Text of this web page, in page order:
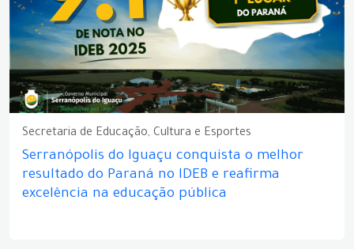
Secretaria de Educação, Cultura e Esportes
Serranópolis do Iguaçu conquista o melhor
resultado do Paraná no IDEB e reafirma
excelência na educação pública